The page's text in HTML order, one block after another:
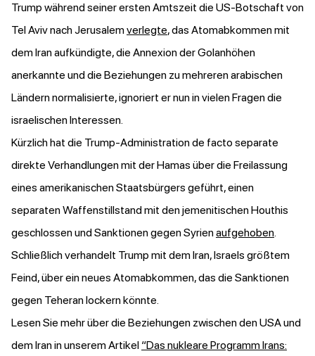
Trump während seiner ersten Amtszeit die US-Botschaft von
Tel Aviv nach Jerusalemverlegte, das Atomabkommen mit
dem Iran aufkündigte, die Annexion der Golanhöhen
anerkannte und die Beziehungen zu mehreren arabischen
Ländern normalisierte, ignoriert er nun in vielen Fragen die
israelischen Interessen.
Kürzlich hat die Trump-Administration de facto separate
direkte Verhandlungen mit der Hamas über die Freilassung
eines amerikanischen Staatsbürgers geführt, einen
separaten Waffenstillstand mit den jemenitischen Houthis
geschlossen und Sanktionen gegen Syrienaufgehoben.
Schließlich verhandelt Trump mit dem Iran, Israels größtem
Feind, über ein neues Atomabkommen, das die Sanktionen
gegen Teheran lockern könnte.
Lesen Sie mehr über die Beziehungen zwischen den USA und
dem Iran in unserem Artikel “Das nukleare Programm Irans: